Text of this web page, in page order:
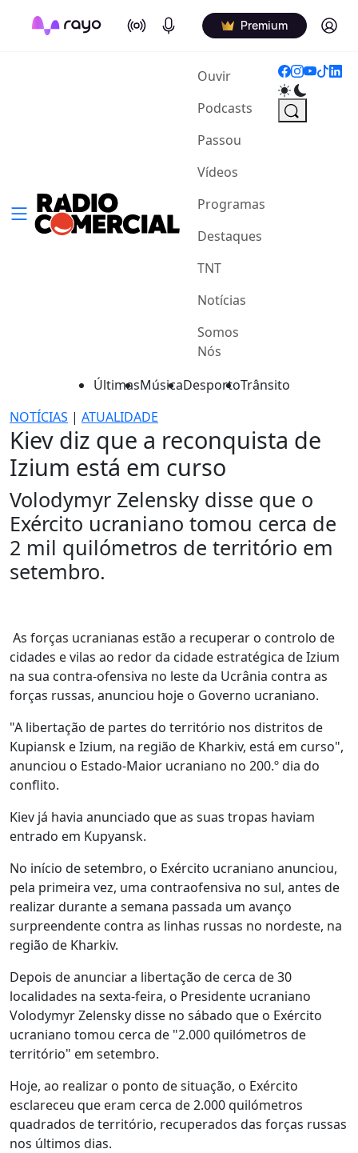
On Air Podcasts Premium Log in
Ouvir(current)
Podcasts
Passou
Vídeos
Programas
Destaques
TNT
Notícias
Somos
Nós
ÚltimasMúsicaDesportoTrânsito
NOTÍCIAS | ATUALIDADE
Kiev diz que a reconquista de
Izium está em curso
Volodymyr Zelensky disse que o
Exército ucraniano tomou cerca de
2 mil quilómetros de território em
setembro.
As forças ucranianas estão a recuperar o controlo de
cidades e vilas ao redor da cidade estratégica de Izium
na sua contra-ofensiva no leste da Ucrânia contra as
forças russas, anunciou hoje o Governo ucraniano.
"A libertação de partes do território nos distritos de
Kupiansk e Izium, na região de Kharkiv, está em curso",
anunciou o Estado-Maior ucraniano no 200.º dia do
conflito.
Kiev já havia anunciado que as suas tropas haviam
entrado em Kupyansk.
No início de setembro, o Exército ucraniano anunciou,
pela primeira vez, uma contraofensiva no sul, antes de
realizar durante a semana passada um avanço
surpreendente contra as linhas russas no nordeste, na
região de Kharkiv.
Depois de anunciar a libertação de cerca de 30
localidades na sexta-feira, o Presidente ucraniano
Volodymyr Zelensky disse no sábado que o Exército
ucraniano tomou cerca de "2.000 quilómetros de
território" em setembro.
Hoje, ao realizar o ponto de situação, o Exército
esclareceu que eram cerca de 2.000 quilómetros
quadrados de território, recuperados das forças russas
nos últimos dias.